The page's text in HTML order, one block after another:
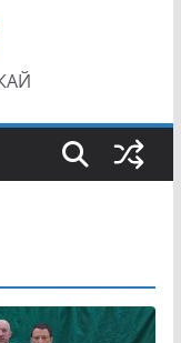
по Кюдо,
области по Кюдо /